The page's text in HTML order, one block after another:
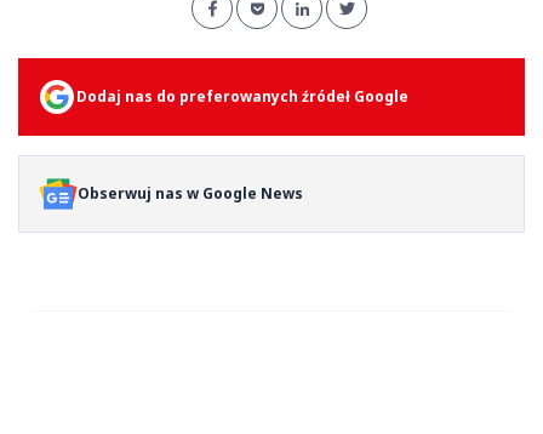
Dodaj nas do preferowanych źródeł Google
Obserwuj nas w Google News